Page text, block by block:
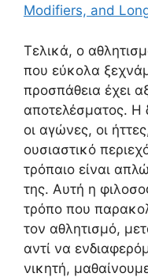
Modifiers, and
Τελικά, ο
που εύκολα
προσπάθεια έχει
αποτελέσματος. Η
οι αγώνες, οι
ουσιαστικό
τρόπαιο είναι
της. Αυτή η
τρόπο που
τον αθλητισμό,
αντί να
νικητή,